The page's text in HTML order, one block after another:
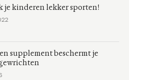
je kinderen lekker sporten!
supplement beschermt je